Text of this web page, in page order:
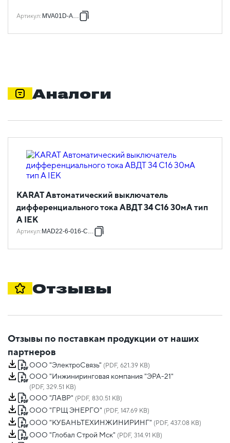
Артикул: MVA01D-AK-1
Аналоги
KARAT Автоматический выключатель
дифференциального тока АВДТ 34 C16 30мА тип
A IEK
Артикул:MAD22-6-016-C-30
Отзывы
Отзывы по поставкам продукции от наших
партнеров
ООО "ЭлектроСвязь" (PDF, 621.39 KB)
ООО "Инжиниринговая компания "ЭРА-21"
(PDF, 329.51 KB)
ООО "ЛАВР" (PDF, 830.51 KB)
ООО "ГРЩ ЭНЕРГО" (PDF, 147.69 KB)
ООО "КУБАНЬТЕХИНЖИНИРИНГ" (PDF, 437.08 KB)
ООО "Глобал Строй Мск" (PDF, 314.91 KB)